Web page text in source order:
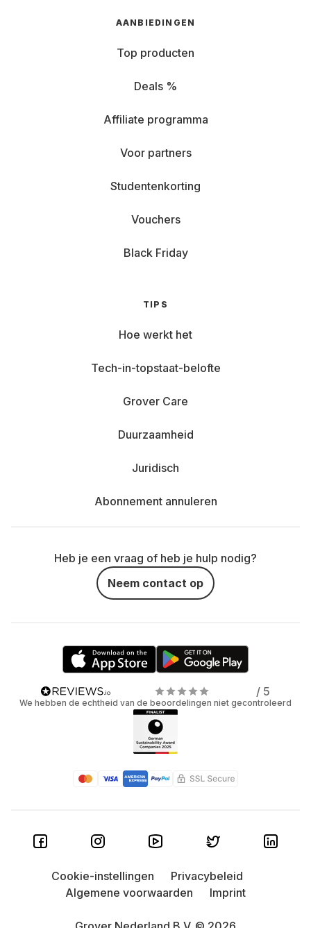
AANBIEDINGEN
Top producten
Deals %
Affiliate programma
Voor partners
Studentenkorting
Vouchers
Black Friday
TIPS
Hoe werkt het
Tech-in-topstaat-belofte
Grover Care
Duurzaamheid
Juridisch
Abonnement annuleren
Heb je een vraag of heb je hulp nodig?
Neem contact op
/ 5
We hebben de echtheid van de beoordelingen niet gecontroleerd
Cookie-instellingen
Privacybeleid
Algemene voorwaarden
Imprint